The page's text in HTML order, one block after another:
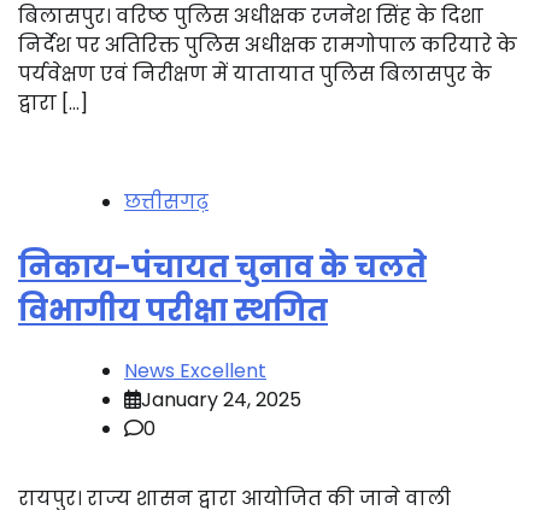
बिलासपुर। वरिष्ठ पुलिस अधीक्षक रजनेश सिंह के दिशा
निर्देश पर अतिरिक्त पुलिस अधीक्षक रामगोपाल करियारे के
पर्यवेक्षण एवं निरीक्षण में यातायात पुलिस बिलासपुर के
द्वारा […]
छत्तीसगढ़
निकाय-पंचायत चुनाव के चलते
विभागीय परीक्षा स्थगित
News Excellent
January 24, 2025
0
रायपुर। राज्य शासन द्वारा आयोजित की जाने वाली